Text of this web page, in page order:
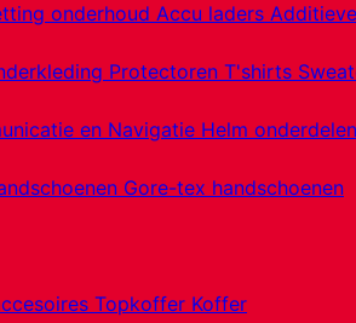
onderhoud Accu laders
Protectoren T'shirts
en Navigatie Helm onderdelen
Gore-tex handschoenen
Topkoffer Koffer